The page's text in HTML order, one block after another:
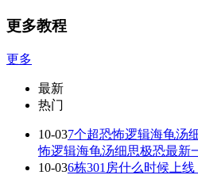
更多教程
更多
最新
热门
10-037个超恐怖逻辑海龟汤
怖逻辑海龟汤细思极恐最新
10-036栋301房什么时候上